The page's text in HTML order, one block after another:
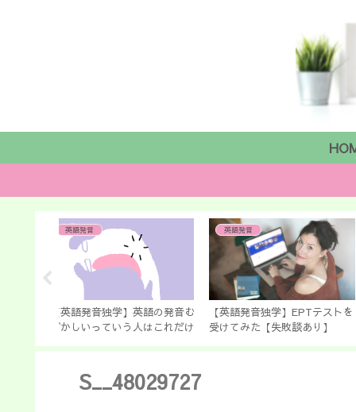
手作り便利道具
動画撮影のためのスタンドを手
作り 100均の3アイテムです
中学英語文法
【中学英語で英会話】to と
の使い分け 「彼に」は「
S__48029727